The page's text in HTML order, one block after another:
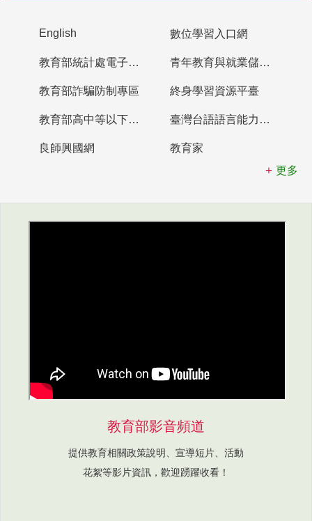
English 數位學習入口網
教育部統計處電子書櫃 青年教育與就業儲蓄帳戶
教育部詐騙防制專區 終身學習資源平臺
教育部高中等以下學校及幼兒園教師資格檢定考試 臺灣台語語言能力認證網站
良師興國網
教育家
更多
教育部影音頻道
提供教育相關政策說明、宣導短片、活動
花絮等影片資訊，歡迎踴躍收看！